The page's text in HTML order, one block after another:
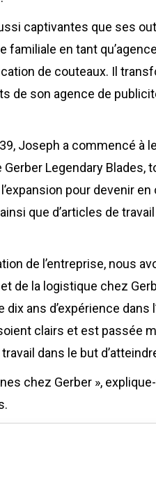
captivantes que ses
familiale en tant
de couteaux. Il
de son agence de
Joseph a commencé à
Legendary Blades,
pour devenir en
que d’articles de
de l’entreprise, nous
de la logistique chez
ans d’expérience dans
clairs et est passée
dans le but
chez Gerber »,